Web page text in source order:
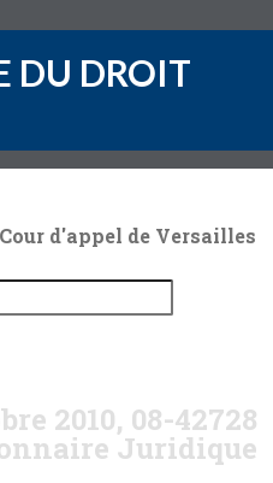
DU DROIT
d'appel de Versailles
2010, 08-42728
Juridique